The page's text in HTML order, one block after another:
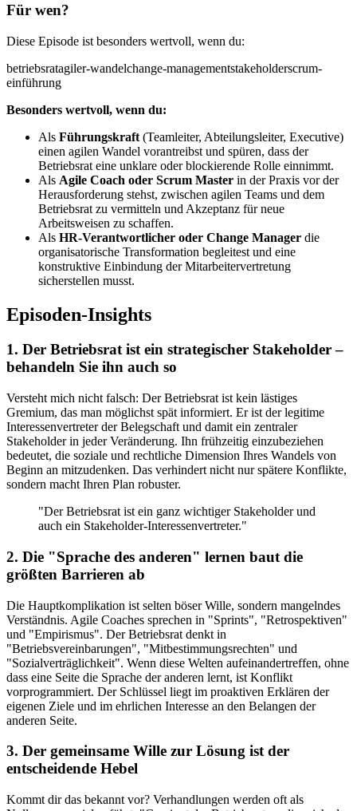
Für wen?
Diese Episode ist besonders wertvoll, wenn du:
betriebsratagiler-wandelchange-managementstakeholderscrum-
einführung
Besonders wertvoll, wenn du:
Als Führungskraft (Teamleiter, Abteilungsleiter, Executive)
einen agilen Wandel vorantreibst und spüren, dass der
Betriebsrat eine unklare oder blockierende Rolle einnimmt.
Als Agile Coach oder Scrum Master in der Praxis vor der
Herausforderung stehst, zwischen agilen Teams und dem
Betriebsrat zu vermitteln und Akzeptanz für neue
Arbeitsweisen zu schaffen.
Als HR-Verantwortlicher oder Change Manager die
organisatorische Transformation begleitest und eine
konstruktive Einbindung der Mitarbeitervertretung
sicherstellen musst.
Episoden-Insights
1. Der Betriebsrat ist ein strategischer Stakeholder –
behandeln Sie ihn auch so
Versteht mich nicht falsch: Der Betriebsrat ist kein lästiges
Gremium, das man möglichst spät informiert. Er ist der legitime
Interessenvertreter der Belegschaft und damit ein zentraler
Stakeholder in jeder Veränderung. Ihn frühzeitig einzubeziehen
bedeutet, die soziale und rechtliche Dimension Ihres Wandels von
Beginn an mitzudenken. Das verhindert nicht nur spätere Konflikte,
sondern macht Ihren Plan robuster.
"Der Betriebsrat ist ein ganz wichtiger Stakeholder und
auch ein Stakeholder-Interessenvertreter."
2. Die "Sprache des anderen" lernen baut die
größten Barrieren ab
Die Hauptkomplikation ist selten böser Wille, sondern mangelndes
Verständnis. Agile Coaches sprechen in "Sprints", "Retrospektiven"
und "Empirismus". Der Betriebsrat denkt in
"Betriebsvereinbarungen", "Mitbestimmungsrechten" und
"Sozialverträglichkeit". Wenn diese Welten aufeinandertreffen, ohne
dass eine Seite die Sprache der anderen lernt, ist Konflikt
vorprogrammiert. Der Schlüssel liegt im proaktiven Erklären der
eigenen Ziele und im ehrlichen Interesse an den Belangen der
anderen Seite.
3. Der gemeinsame Wille zur Lösung ist der
entscheidende Hebel
Kommt dir das bekannt vor? Verhandlungen werden oft als